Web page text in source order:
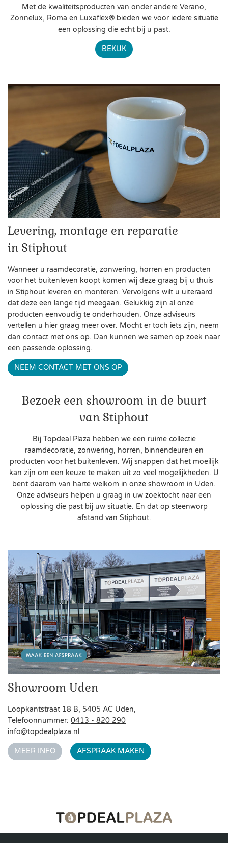
Met de kwaliteitsproducten van onder andere Verano,
Zonnelux, Roma en Luxaflex® bieden we voor iedere situatie
een oplossing die echt bij u past.
BEKIJK
Levering, montage en reparatie
in Stiphout
Wanneer u raamdecoratie, zonwering, horren en producten
voor het buitenleven koopt komen wij deze graag bij u thuis
in Stiphout leveren en monteren. Vervolgens wilt u uiteraard
dat deze een lange tijd meegaan. Gelukkig zijn al onze
producten eenvoudig te onderhouden. Onze adviseurs
vertellen u hier graag meer over. Mocht er toch iets zijn, neem
dan contact met ons op. Dan kunnen we samen op zoek naar
een passende oplossing.
NEEM CONTACT MET ONS OP
Bezoek een showroom in de buurt
van Stiphout
Bij Topdeal Plaza hebben we een ruime collectie
raamdecoratie, zonwering, horren, binnendeuren en
producten voor het buitenleven. Wij snappen dat het moeilijk
kan zijn om een keuze te maken uit zo veel mogelijkheden. U
bent daarom van harte welkom in onze showroom in Uden.
Onze adviseurs helpen u graag in uw zoektocht naar een
oplossing die past bij uw situatie. En dat op steenworp
afstand van Stiphout.
Showroom Uden
Loopkantstraat 18 B, 5405 AC Uden,
Telefoonnummer: 0413 - 820 290
info@topdealplaza.nl
MEER INFO AFSPRAAK MAKEN